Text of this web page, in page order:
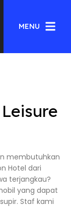
MENU
membutuhkan
Hotel dari
terjangkau?
yang dapat
Staf kami